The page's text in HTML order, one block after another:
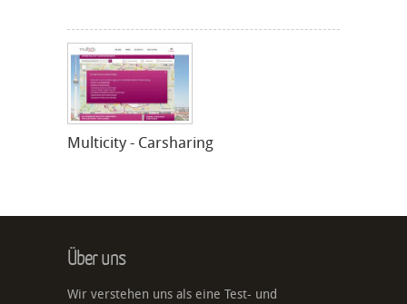
Multicity - Carsharing
Über uns
Wir verstehen uns als eine Test- und